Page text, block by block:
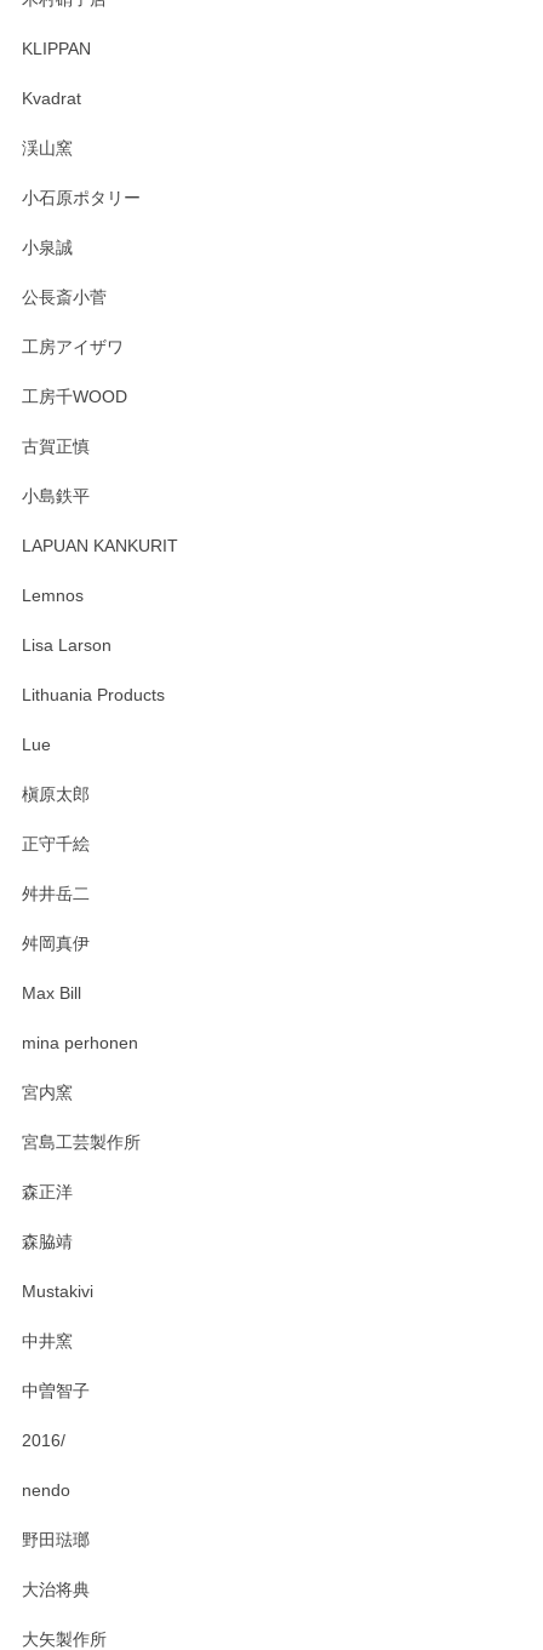
淡いグリーンのカラーがとても可愛いです❤️ ありがとうござ
す。 素敵な湯呑みでとても気に入りました。 発送も早く、
たm(_)m
います。無事に届いたようで安心いたしまし
おかけしました。 ありがとうございます。
KLIPPAN
Kvadrat
渓山窯
小石原ポタリー
小泉誠
公長斎小菅
工房アイザワ
工房千WOOD
古賀正慎
小島鉄平
LAPUAN KANKURIT
Lemnos
Lisa Larson
Lithuania Products
Lue
槇原太郎
正守千絵
舛井岳二
舛岡真伊
Max Bill
mina perhonen
宮内窯
宮島工芸製作所
森正洋
森脇靖
Mustakivi
中井窯
中曽智子
2016/
nendo
野田琺瑯
大治将典
大矢製作所